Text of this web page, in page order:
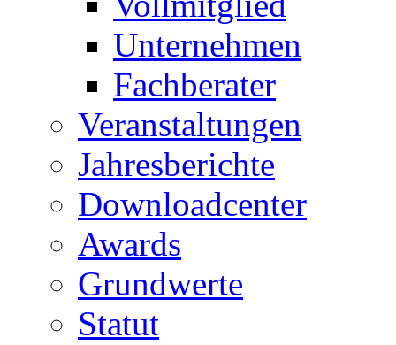
Unternehmen
Fachberater
Veranstaltungen
Jahresberichte
Downloadcenter
Awards
Grundwerte
Statut